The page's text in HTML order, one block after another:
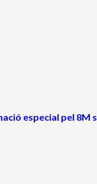
especial pel 8M